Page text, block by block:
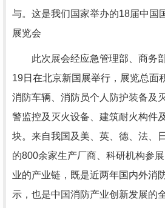
与。这是我们国家举办的18届中国
展览会
此次展会经应急管理部、商务
19日在北京新国展举行，展览总面
消防车辆、消防员个人防护装备及
警监控及灭火设备、建筑耐火构件
块。来自我国及美、英、德、法、
的800余家生产厂商、科研机构参
业的产业链，既是近两年国内外消
示，也是中国消防产业创新发展的